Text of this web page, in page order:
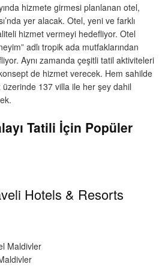
hizmete girmesi planlanan otel,
yer alacak. Otel, yeni ve farklı
hizmet vermeyi hedefliyor. Otel
adlı tropik ada mutfaklarından
Aynı zamanda çeşitli tatil aktiviteleri
de hizmet verecek. Hem sahilde
137 villa ile her şey dahil
Tatili İçin Popüler
Hotels & Resorts